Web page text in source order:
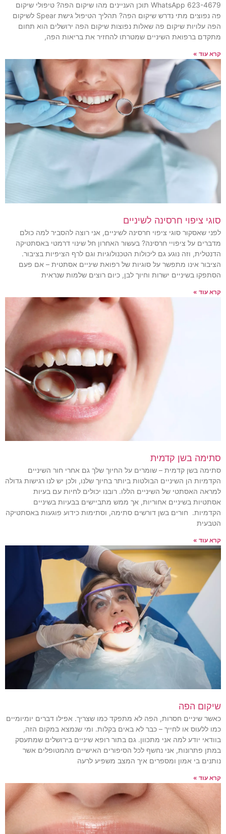
623-4679 WhatsApp תוכן העניינים מהו שיקום הפה? טיפולי שיקום
פה נפוצים מתי נדרש שיקום הפה? תהליך הטיפול גישת Spear לשיקום
הפה עלויות שיקום פה שאלות נפוצות שיקום הפה ירושלים הוא תחום
מתקדם ברפואת השיניים שמטרתו להחזיר את בריאות הפה,
קרא עוד »
סוגי ציפוי חרסינה לשיניים
לפני שאסקור סוגי ציפוי חרסינה לשיניים, אני רוצה להסביר למה כולם
מדברים על ציפויי חרסינה? בעשור האחרון חל שינוי דרמטי באסתטיקה
הדנטלית, וזה נוגע גם ליכולות הטכנולוגיות וגם לרף הציפיות בציבור.
הציבור אינו מתפשר על סוגיות של רפואת שיניים אסתטית – אם פעם
הסתפקו בשיניים ישרות וחיוך לבן, כיום רוצים שלמות שנראית
קרא עוד »
סתימה בשן קדמית
סתימה בשן קדמית – שומרים על החיוך שלך גם אחרי חור השיניים
הקדמיות הן השיניים הבולטות ביותר בחיוך שלנו, ולכן יש לנו רגישות גדולה
למראה האסתטי של השיניים הללו. רובנו יכולים לחיות עם בעיות
אסתטיות בשיניים אחוריות, אך ממש מתביישים בבעיות בשיניים
הקדמיות. חורים בשן דורשים סתימה, וסתימות כידוע פוגעות באסתטיקה
הטבעית
קרא עוד »
שיקום הפה
כאשר שיניים חסרות, הפה לא מתפקד כמו שצריך. אפילו דברים יומיומיים
כמו ללעוס או לחייך – כבר לא באים בקלות. ומי שנמצא במקום הזה,
בוודאי יודע למה אני מתכוון. גם בתור רופא שיניים בירושלים שמתעסק
במתן פתרונות, אני נחשף לכל הסיפורים האישיים מהמטופלים אשר
נותנים בי אמון ומספרים איך המצב משפיע לרעה
קרא עוד »